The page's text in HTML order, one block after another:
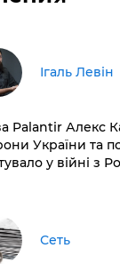
Ігаль Левін
Palantir Алекс
України та
у війні з
Сеть